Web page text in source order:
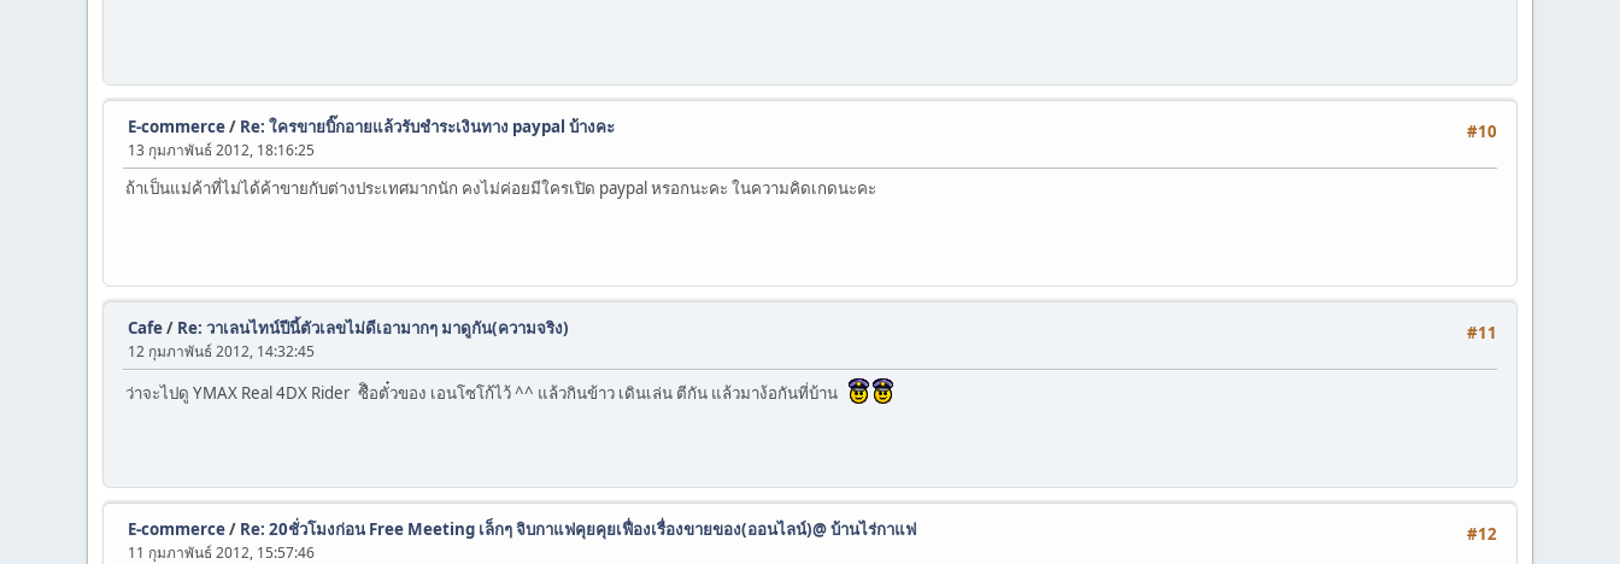
#10
E-commerce/ Re: ใครขายบิ๊กอายแล้วรับชำระเงินทาง paypal บ้างคะ
13 กุมภาพันธ์ 2012, 18:16:25
ถ้าเป็นแม่ค้าที่ไม่ได้ค้าขายกับต่างประเทศมากนัก คงไม่ค่อยมีใครเปิด paypal หรอกนะคะ ในความคิดเกดนะคะ
#11
Cafe/ Re: วาเลนไทน์ปีนี้ตัวเลขไม่ดีเอามากๆ มาดูกัน(ความจริง)
12 กุมภาพันธ์ 2012, 14:32:45
ว่าจะไปดู YMAX Real 4DX Rider ซืิอตั๋วของ เอนโซโก้ไว้ ^^ แล้วกินข้าว เดินเล่น ตีกัน แล้วมาง้อกันที่บ้าน
#12
E-commerce/ Re: 20ชั่วโมงก่อน Free Meeting เล็กๆ จิบกาแฟคุยคุยเฟื่องเรื่องขายของ(ออนไลน์)@ บ้านไร่กาแฟ
11 กุมภาพันธ์ 2012, 15:57:46